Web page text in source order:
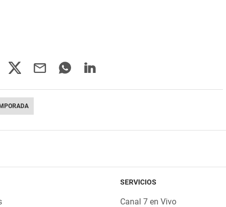
SERVICIOS
Canal 7 en Vivo